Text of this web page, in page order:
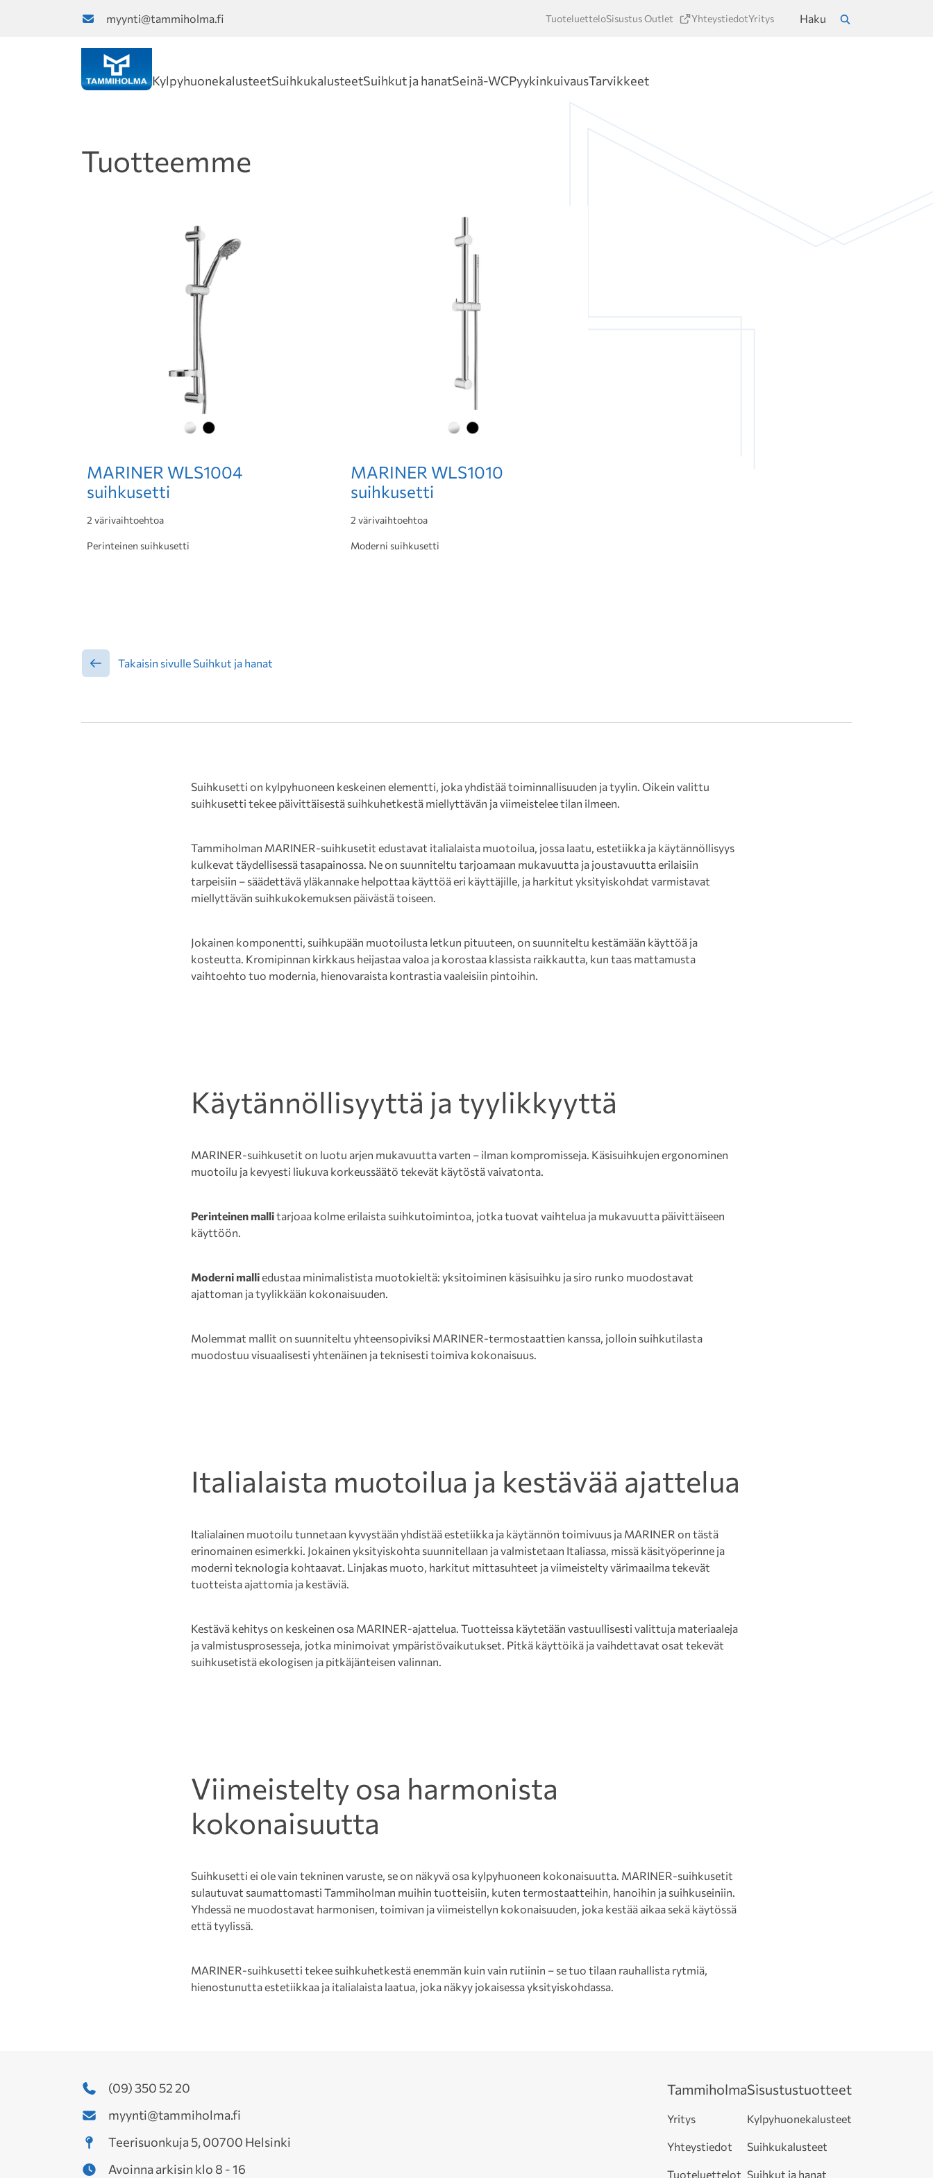
myynti@tammiholma.fi TuoteluetteloSisustus Outlet YhteystiedotYritys
Haku
KylpyhuonekalusteetSuihkukalusteetSuihkut ja hanatSeinä-WCPyykinkuivausTarvikkeet
Tuotteemme
MARINER WLS1004
suihkusetti
2 värivaihtoehtoa
Perinteinen suihkusetti
MARINER WLS1010
suihkusetti
2 värivaihtoehtoa
Moderni suihkusetti
Takaisin sivulle Suihkut ja hanat
Suihkusetti on kylpyhuoneen keskeinen elementti, joka yhdistää toiminnallisuuden ja tyylin. Oikein valittu
suihkusetti tekee päivittäisestä suihkuhetkestä miellyttävän ja viimeistelee tilan ilmeen.
Tammiholman MARINER-suihkusetit edustavat italialaista muotoilua, jossa laatu, estetiikka ja käytännöllisyys
kulkevat täydellisessä tasapainossa. Ne on suunniteltu tarjoamaan mukavuutta ja joustavuutta erilaisiin
tarpeisiin – säädettävä yläkannake helpottaa käyttöä eri käyttäjille, ja harkitut yksityiskohdat varmistavat
miellyttävän suihkukokemuksen päivästä toiseen.
Jokainen komponentti, suihkupään muotoilusta letkun pituuteen, on suunniteltu kestämään käyttöä ja
kosteutta. Kromipinnan kirkkaus heijastaa valoa ja korostaa klassista raikkautta, kun taas mattamusta
vaihtoehto tuo modernia, hienovaraista kontrastia vaaleisiin pintoihin.
Käytännöllisyyttä ja tyylikkyyttä
MARINER-suihkusetit on luotu arjen mukavuutta varten – ilman kompromisseja. Käsisuihkujen ergonominen
muotoilu ja kevyesti liukuva korkeussäätö tekevät käytöstä vaivatonta.
Perinteinen mallitarjoaa kolme erilaista suihkutoimintoa, jotka tuovat vaihtelua ja mukavuutta päivittäiseen
käyttöön.
Moderni malliedustaa minimalistista muotokieltä: yksitoiminen käsisuihku ja siro runko muodostavat
ajattoman ja tyylikkään kokonaisuuden.
Molemmat mallit on suunniteltu yhteensopiviksi MARINER-termostaattien kanssa, jolloin suihkutilasta
muodostuu visuaalisesti yhtenäinen ja teknisesti toimiva kokonaisuus.
Italialaista muotoilua ja kestävää ajattelua
Italialainen muotoilu tunnetaan kyvystään yhdistää estetiikka ja käytännön toimivuus ja MARINER on tästä
erinomainen esimerkki. Jokainen yksityiskohta suunnitellaan ja valmistetaan Italiassa, missä käsityöperinne ja
moderni teknologia kohtaavat. Linjakas muoto, harkitut mittasuhteet ja viimeistelty värimaailma tekevät
tuotteista ajattomia ja kestäviä.
Kestävä kehitys on keskeinen osa MARINER-ajattelua. Tuotteissa käytetään vastuullisesti valittuja materiaaleja
ja valmistusprosesseja, jotka minimoivat ympäristövaikutukset. Pitkä käyttöikä ja vaihdettavat osat tekevät
suihkusetistä ekologisen ja pitkäjänteisen valinnan.
Viimeistelty osa harmonista
kokonaisuutta
Suihkusetti ei ole vain tekninen varuste, se on näkyvä osa kylpyhuoneen kokonaisuutta. MARINER-suihkusetit
sulautuvat saumattomasti Tammiholman muihin tuotteisiin, kuten termostaatteihin, hanoihin ja suihkuseiniin.
Yhdessä ne muodostavat harmonisen, toimivan ja viimeistellyn kokonaisuuden, joka kestää aikaa sekä käytössä
että tyylissä.
MARINER-suihkusetti tekee suihkuhetkestä enemmän kuin vain rutiinin – se tuo tilaan rauhallista rytmiä,
hienostunutta estetiikkaa ja italialaista laatua, joka näkyy jokaisessa yksityiskohdassa.
(09) 350 52 20
myynti@tammiholma.fi
Teerisuonkuja 5, 00700 Helsinki
Avoinna arkisin klo 8 - 16
Tammiholma
Yritys
Yhteystiedot
Tuoteluettelot
Sisustustuotteet
Kylpyhuonekalusteet
Suihkukalusteet
Suihkut ja hanat